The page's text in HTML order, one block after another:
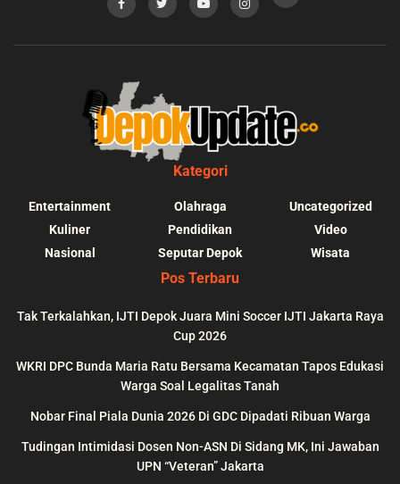
Kategori
Entertainment
Kuliner
Nasional
Olahraga
Pendidikan
Seputar Depok
Uncategorized
Video
Wisata
Pos Terbaru
Tak Terkalahkan, IJTI Depok Juara Mini Soccer IJTI Jakarta Raya
Cup 2026
WKRI DPC Bunda Maria Ratu Bersama Kecamatan Tapos Edukasi
Warga Soal Legalitas Tanah
Nobar Final Piala Dunia 2026 Di GDC Dipadati Ribuan Warga
Tudingan Intimidasi Dosen Non-ASN Di Sidang MK, Ini Jawaban
UPN “Veteran” Jakarta
depokupdate.co/wp-
line
:
content/themes/
could be found in